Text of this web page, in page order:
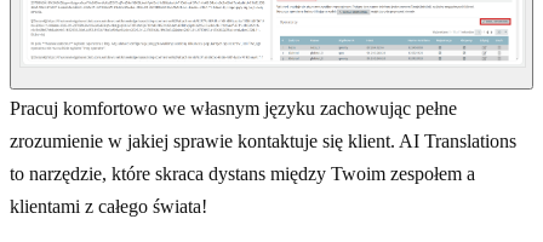
Pracuj komfortowo we własnym języku zachowując pełne
zrozumienie w jakiej sprawie kontaktuje się klient. AI Translations
to narzędzie, które skraca dystans między Twoim zespołem a
klientami z całego świata!